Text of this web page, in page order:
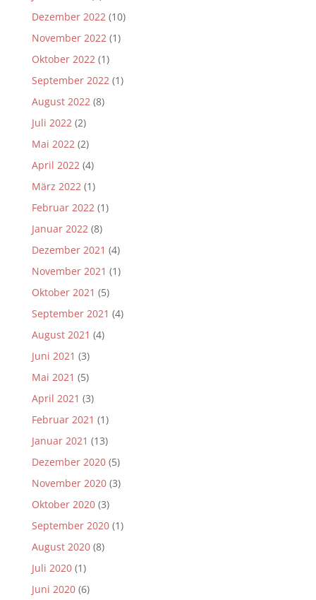
Dezember 2022 (10)
November 2022 (1)
Oktober 2022 (1)
September 2022 (1)
August 2022 (8)
Juli 2022 (2)
Mai 2022 (2)
April 2022 (4)
März 2022 (1)
Februar 2022 (1)
Januar 2022 (8)
Dezember 2021 (4)
November 2021 (1)
Oktober 2021 (5)
September 2021 (4)
August 2021 (4)
Juni 2021 (3)
Mai 2021 (5)
April 2021 (3)
Februar 2021 (1)
Januar 2021 (13)
Dezember 2020(5)
November 2020(3)
Oktober 2020(3)
September 2020(1)
August 2020(8)
Juli 2020(1)
Juni 2020(6)